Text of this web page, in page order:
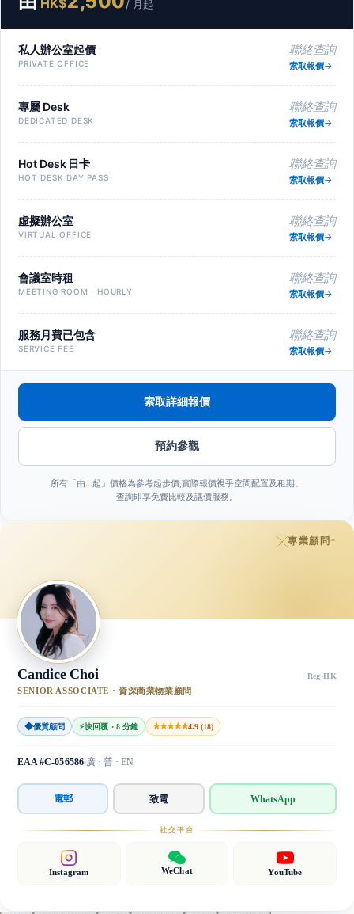
HK$ / 月起
私人辦公室起價
PRIVATE OFFICE
聯絡查詢
索取報價
專屬 Desk
DEDICATED DESK
聯絡查詢
索取報價
Hot Desk 日卡
HOT DESK DAY PASS
聯絡查詢
索取報價
虛擬辦公室
VIRTUAL OFFICE
聯絡查詢
索取報價
會議室時租
MEETING ROOM · HOURLY
聯絡查詢
索取報價
服務月費已包含
SERVICE FEE
聯絡查詢
索取報價
索取詳細報價
預約參觀
所有「由…起」價格為參考起步價,實際報價視乎空間配置及租期。
查詢即享免費比較及議價服務。
專業顧問™
Candice Choi Reg·HK
SENIOR ASSOCIATE · 資深商業物業顧問
◆優質顧問 ⚡快回覆 · 8 分鐘 ★★★★★4.9 (18)
EAA #C-056586 廣 · 普 · EN
電郵 致電 WhatsApp
社交平台
Instagram WeChat YouTube